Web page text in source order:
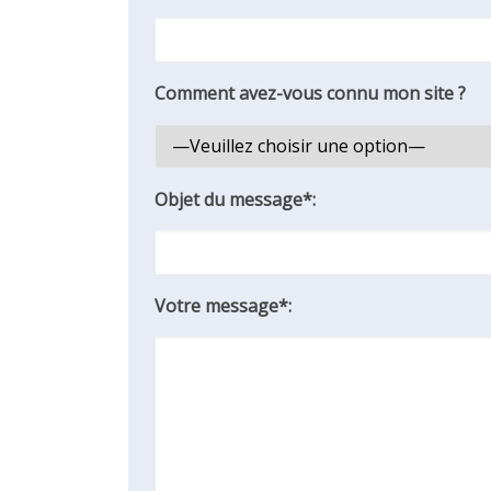
Comment avez-vous connu mon site ?
Objet du message*:
Votre message*: